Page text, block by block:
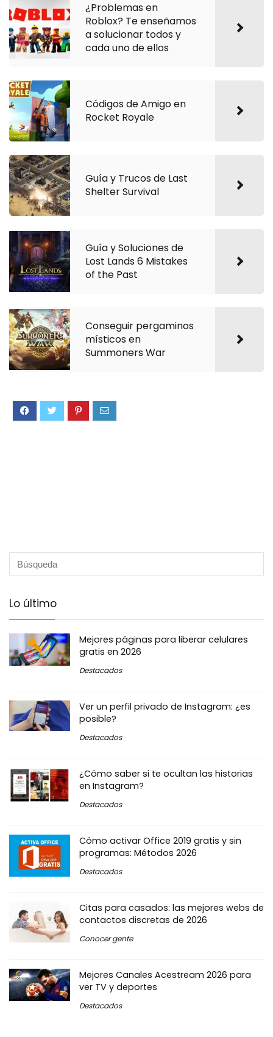
¿Problemas en
Roblox? Te enseñamos
a solucionar todos y
cada uno de ellos
Códigos de Amigo en
Rocket Royale
Guía y Trucos de Last
Shelter Survival
Guía y Soluciones de
Lost Lands 6 Mistakes
of the Past
Conseguir pergaminos
místicos en
Summoners War
Lo último
Mejores páginas para liberar celulares
gratis en 2026
Destacados
Ver un perfil privado de Instagram: ¿es
posible?
Destacados
¿Cómo saber si te ocultan las historias
en Instagram?
Destacados
Cómo activar Office 2019 gratis y sin
programas: Métodos 2026
Destacados
Citas para casados: las mejores webs de
contactos discretas de 2026
Conocer gente
Mejores Canales Acestream 2026 para
ver TV y deportes
Destacados